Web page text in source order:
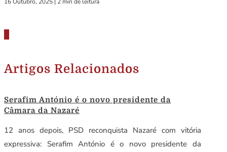
Artigos Relacionados
Serafim António é o novo presidente da
Câmara da Nazaré
12 anos depois, PSD reconquista Nazaré com vitória
expressiva: Serafim António é o novo presidente da